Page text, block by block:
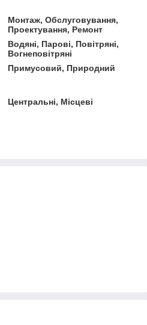
Монтаж, Обслуговування,
Проектування, Ремонт
Водяні, Парові, Повітряні,
Вогнеповітряні
Примусовий, Природний
Центральні, Місцеві